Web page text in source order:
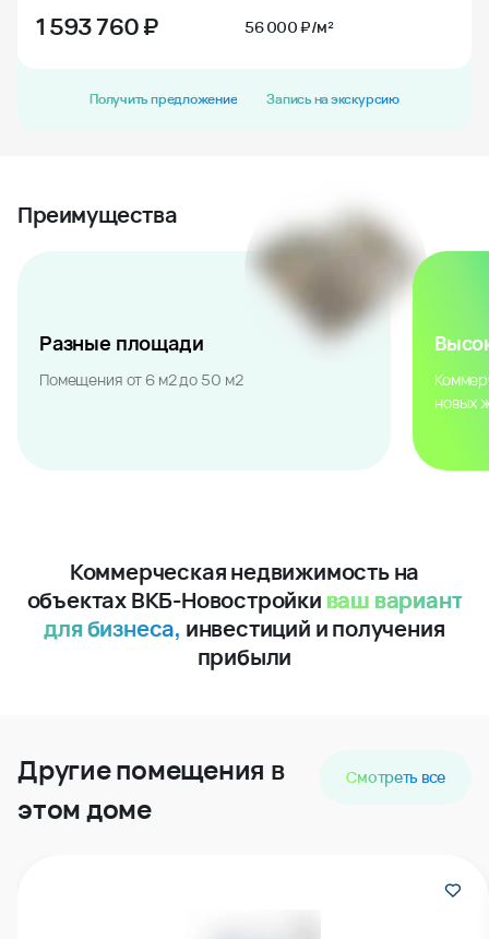
1 593 760₽ 56 000 ₽/м²
Получить предложение Запись на экскурсию
Преимущества
Разные площади
Помещения от 6 м2 до 50 м2
новых
Коммерческая недвижимость на
объектах ВКБ-Новостройки ваш вариант
для бизнеса, инвестиций и получения
прибыли
Другие помещения в
этом доме
Смотреть все